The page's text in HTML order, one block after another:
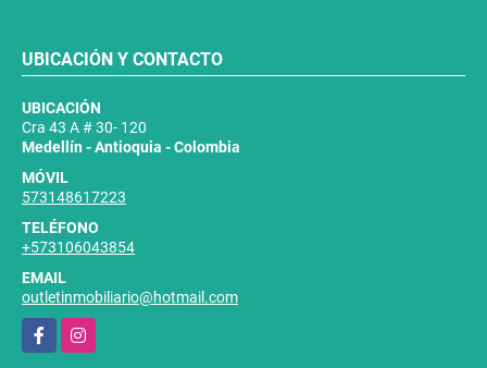
UBICACIÓN Y CONTACTO
UBICACIÓN
Cra 43 A # 30- 120
Medellín - Antioquia - Colombia
MÓVIL
573148617223
TELÉFONO
+573106043854
EMAIL
outletinmobiliario@hotmail.com
FacebookInstagram